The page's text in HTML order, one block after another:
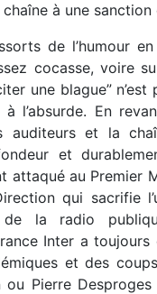
à une sanction
de l’humour
cocasse, voire
une blague” n’est
à l’absurde. En
auditeurs et la
et
attaqué au Premier
qui sacrifie
de la radio
Inter a toujours
et des
ou Pierre